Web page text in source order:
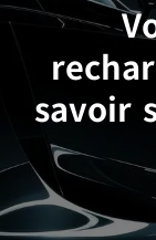
savoir